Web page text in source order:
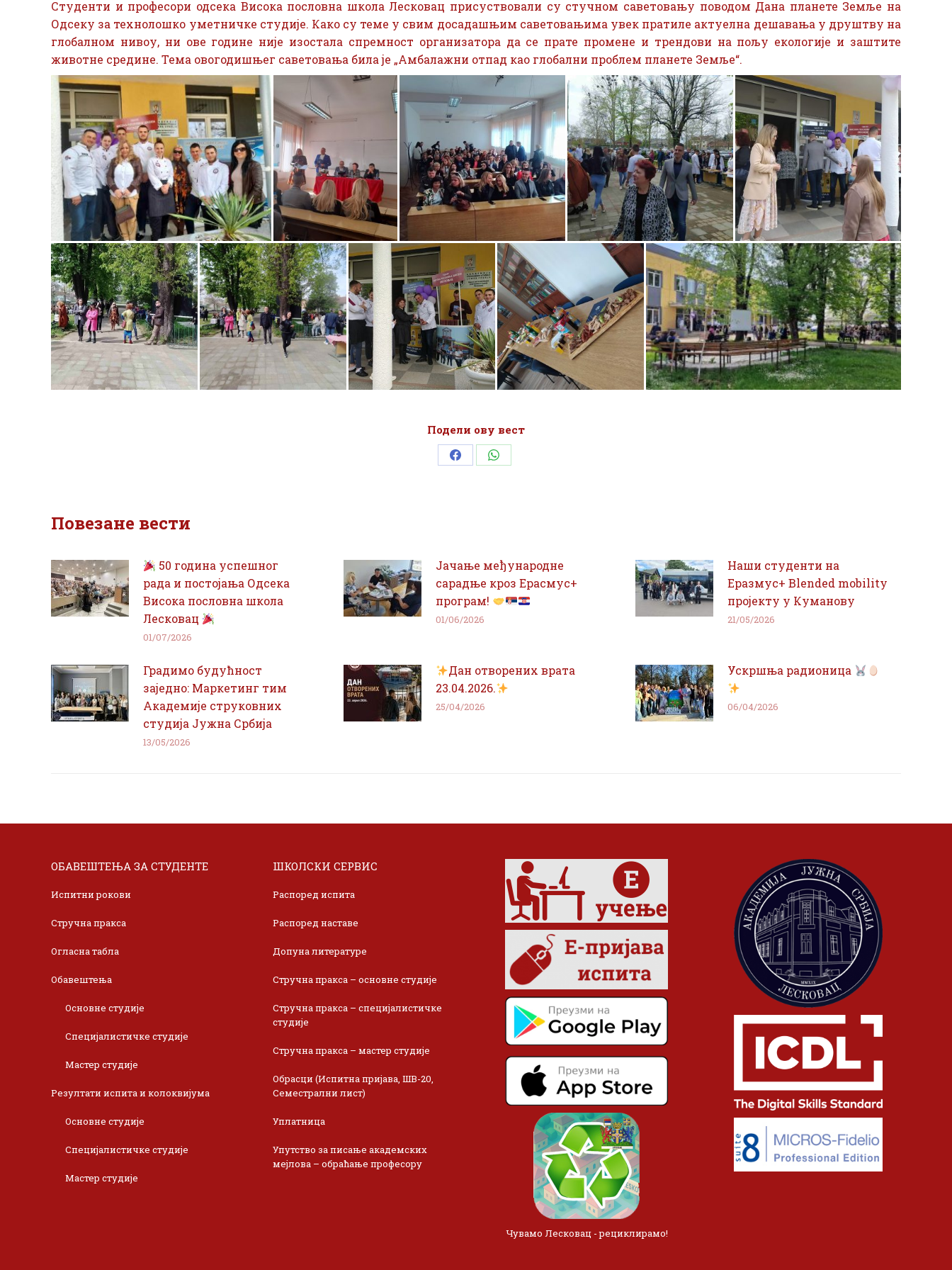
Студенти и професори одсека Висока пословна школа Лесковац присуствовали су стучном саветовању поводом Дана планете Земље на
Одсеку за технолошко уметничке студије. Како су теме у свим досадашњим саветовањима увек пратиле актуелна дешавања у друштву на
глобалном нивоу, ни ове године није изостала спремност организатора да се прате промене и трендови на пољу екологије и заштите
животне средине. Тема овогодишњег саветовања била је „Амбалажни отпад као глобални проблем планете Земље“.
Подели ову вест
Share Share
Повезане вести
50 година успешног
рада и постојања Одсека
Висока пословна школа
Лесковац
01/07/2026
Јачање међународне
сарадње кроз Ерасмус+
програм!
01/06/2026
Наши студенти на
Еразмус+ Blended mobility
пројекту у Куманову
21/05/2026
Градимо будућност
заједно: Маркетинг тим
Академије струковних
студија Јужна Србија
13/05/2026
Дан отворених врата
23.04.2026.
25/04/2026
Ускршња радионица
06/04/2026
ОБАВЕШТЕЊА ЗА СТУДЕНТЕ
Испитни рокови
Стручна пракса
Огласна табла
Обавештења
Основне студије
Специјалистичке студије
Мастер студије
Резултати испита и колоквијума
Основне студије
Специјалистичке студије
Мастер студије
ШКОЛСКИ СЕРВИС
Распоред испита
Распоред наставе
Допуна литературе
Стручна пракса – основне студије
Стручна пракса – специјалистичке
студије
Стручна пракса – мастер студије
Обрасци (Испитна пријава, ШВ-20,
Семестрални лист)
Уплатница
Упутство за писање академских
мејлова – обраћање професору
Чувамо Лесковац - рециклирамо!